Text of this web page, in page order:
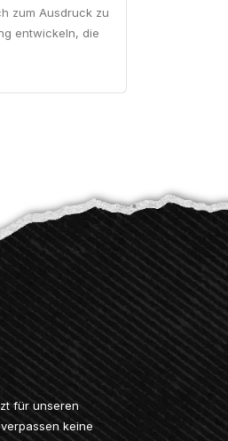
zum Ausdruck zu
entwickeln, die
für unseren
keine